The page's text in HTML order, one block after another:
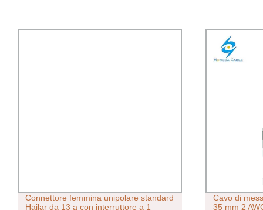
Cavo di messa a terra giallo/verde da
35 mm 2 AWG H07V-U H07V-R 450/750
rotolo